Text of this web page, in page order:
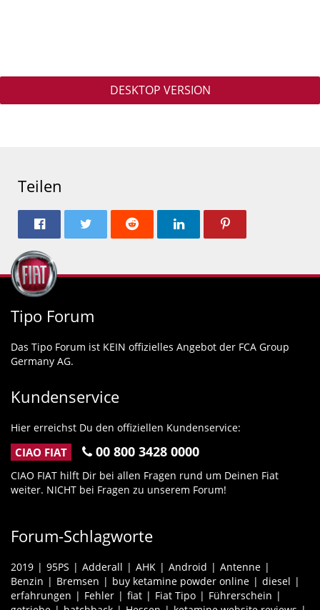
DESKTOP VERSION
Teilen
Tipo Forum
Das Tipo Forum ist KEIN offizielles Angebot der FCA Group
Germany AG.
Kundenservice
Hier erreichst Du den offiziellen Kundenservice:
CIAO FIAT 00 800 3428 0000
CIAO FIAT hilft Dir bei allen Fragen rund um Deinen Fiat
weiter. NICHT bei Fragen zu unserem Forum!
Forum-Schlagworte
2019 95PS Adderall AHK Android
Antenne
Benzin
Bremsen buy ketamine powder online
diesel
erfahrungen
Fehler fiat Fiat Tipo
Führerschein